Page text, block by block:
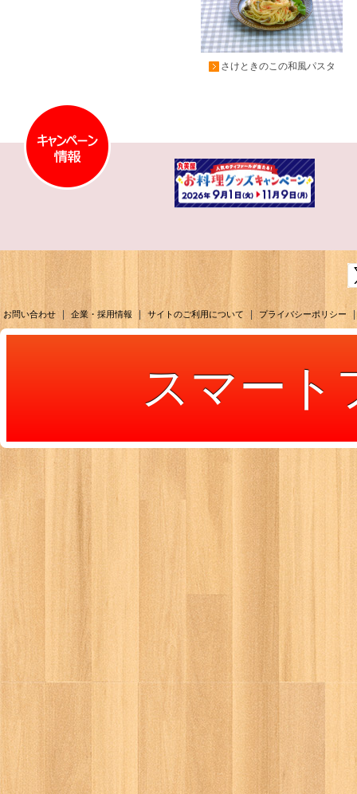
さけときのこの和風パスタ
お問い合わせ 企業・採用情報 サイトのご利用について プライバシーポリシー
スマート